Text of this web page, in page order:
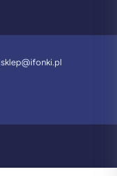
sklep@ifonki.pl